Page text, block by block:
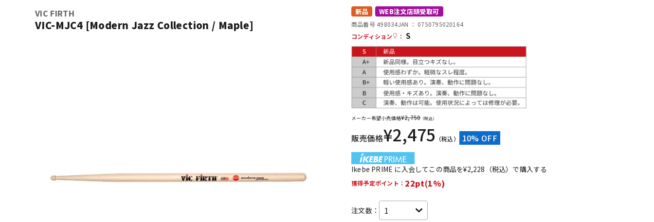
ウクレレ
その他楽器
レコーディン
グ機器
配信/ライブ
機器
VIC FIRTH
VIC-MJC4 [Modern Jazz Collection / Maple]
新品 WEB注文店頭受取可
商品番号 498034JAN ： 0750795020164
コンディション
： S
メーカー希望小売価格¥2,750 （税込）
販売価格¥2,475 （税込） 10% OFF
Ikebe PRIME に入会してこの商品を¥2,228（税込）で購入する
獲得予定ポイント： 22pt(1%)
注文数：